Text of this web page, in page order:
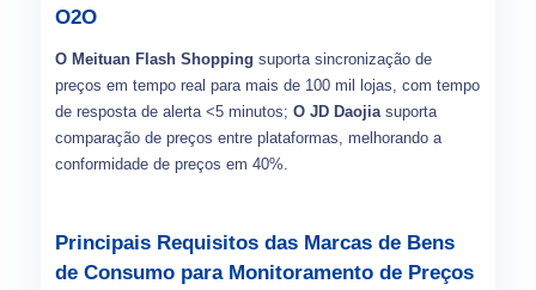
O2O
O Meituan Flash Shopping suporta sincronização de
preços em tempo real para mais de 100 mil lojas, com tempo
de resposta de alerta <5 minutos; O JD Daojiasuporta
comparação de preços entre plataformas, melhorando a
conformidade de preços em 40%.
Principais Requisitos das Marcas de Bens
de Consumo para Monitoramento de Preços